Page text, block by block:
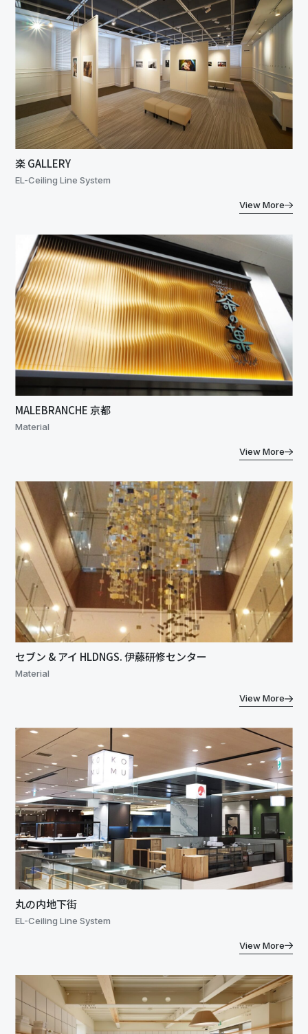
楽 GALLERY
EL-Ceiling Line System
View More
MALEBRANCHE 京都
Material
View More
セブン & アイ HLDNGS. 伊藤研修センター
Material
View More
丸の内地下街
EL-Ceiling Line System
View More